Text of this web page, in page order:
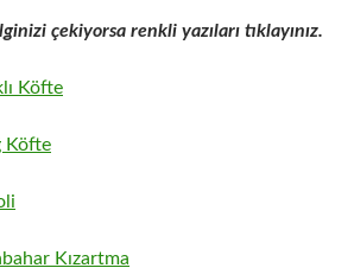
çekiyorsa renkli yazıları tıklayınız.
Köfte
Köfte
Kızartma